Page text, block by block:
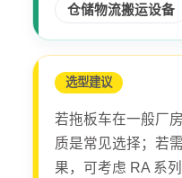
仓储物流搬运设备
选型建议
若拖板车在一般厂
质是常见选择；若
果，可考虑 RA 系